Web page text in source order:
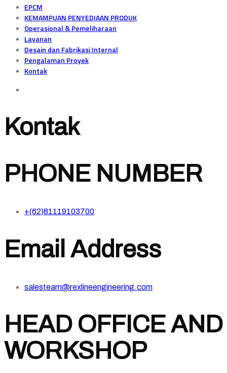
EPCM
KEMAMPUAN PENYEDIAAN PRODUK
Operasional & Pemeliharaan
Layanan
Desain dan Fabrikasi Internal
Pengalaman Proyek
Kontak
Kontak
PHONE NUMBER
+(62)81119103700
Email Address
salesteam@rexlineengineering.com
HEAD OFFICE AND
WORKSHOP